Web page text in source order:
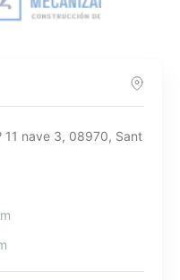
11 nave 3, 08970, Sant